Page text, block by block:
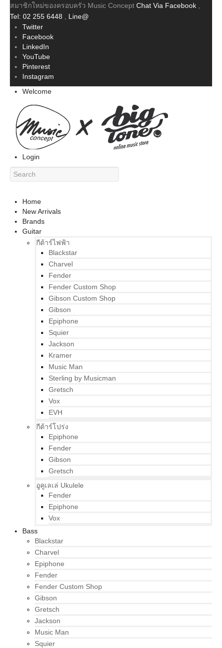
สมาชิกใหม่ของครอบครัว Music Concept Chat Via Facebook
Tel: 02 255 6448
Line@
Twitter
Facebook
LinkedIn
YouTube
Pinterest
Instagram
Welcome
Login
Home
New Arrivals
Brands
Guitar
กีต้าร์ไฟฟ้า
Blackstar
Charvel
Fender
Fender Custom Shop
Gibson Custom Shop
Gibson
Epiphone
Squier
Jackson
Kramer
Music Man
Sterling by Musicman
Gretsch
Vox
EVH
กีต้าร์โปร่ง
Epiphone
Fender
Gibson
Gretsch
อูคูเลเล่ Ukulele
Fender
Epiphone
Vox
Bass
Blackstar
Charvel
Epiphone
Fender
Fender Custom Shop
Gibson
Gretsch
Jackson
Music Man
Squier